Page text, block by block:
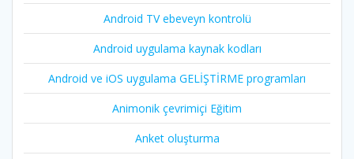
Android TV ebeveyn kontrolü
Android uygulama kaynak kodları
Android ve iOS uygulama GELİŞTİRME programları
Animonik çevrimiçi Eğitim
Anket oluşturma